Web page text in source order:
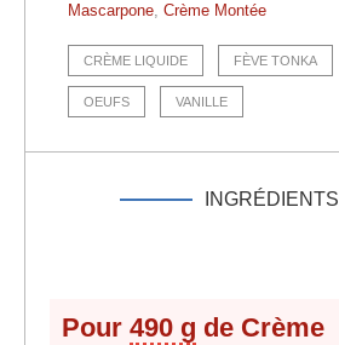
Mascarpone, Crème Montée
CRÈME LIQUIDE FÈVE TONKA
OEUFS VANILLE
INGRÉDIENTS
Pour 490 g de Crème